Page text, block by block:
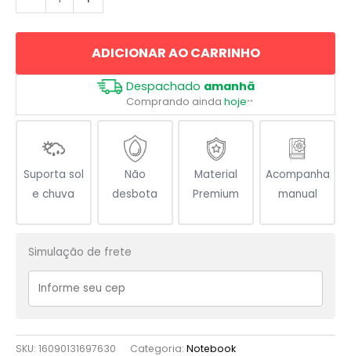
e
Pistão
quantidade
ADICIONAR AO CARRINHO
Despachado amanhã
Comprando ainda hoje**
Suporta sol
e chuva
Não
desbota
Material
Premium
Acompanha
manual
Simulação de frete
SKU: 16090131697630 Categoria: Notebook